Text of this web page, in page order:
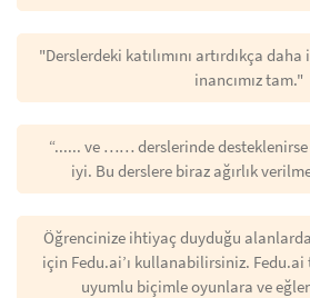
"Derslerdeki katılımını artırdıkça
inancımız tam."
“...... ve …… derslerinde desteklenirse
iyi. Bu derslere biraz ağırlık
Öğrencinize ihtiyaç duyduğu
için Fedu.ai’ı kullanabilirsiniz.
uyumlu biçimle oyunlara ve